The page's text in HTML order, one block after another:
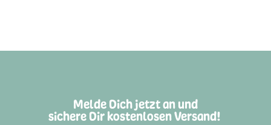
Melde Dich jetzt an und
sichere Dir kostenlosen Versand!